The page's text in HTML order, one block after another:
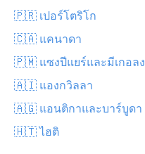
🇵🇷 เปอร์โตริโก
🇨🇦 แคนาดา
🇵🇲 แซงปีแยร์และมีเกอลง
🇦🇮 แองกวิลลา
🇦🇬 แอนติกาและบาร์บูดา
🇭🇹 ไฮติ